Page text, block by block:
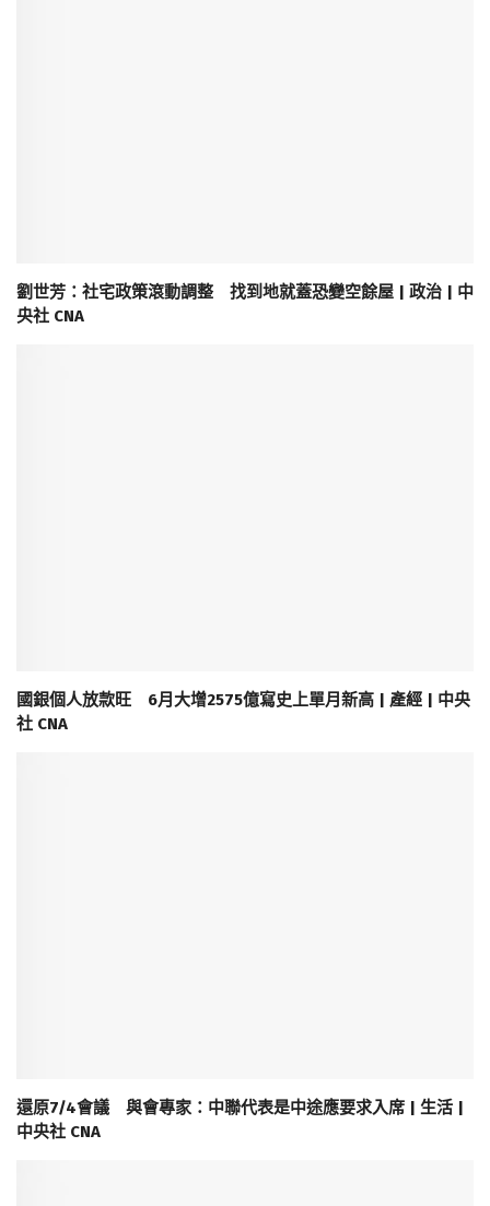
劉世芳：社宅政策滾動調整 找到地就蓋恐變空餘屋 | 政治 | 中
央社 CNA
國銀個人放款旺 6月大增2575億寫史上單月新高 | 產經 | 中央
社 CNA
還原7/4會議 與會專家：中聯代表是中途應要求入席 | 生活 |
中央社 CNA